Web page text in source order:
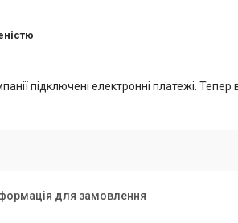
підключені електронні платежі.
для замовлення